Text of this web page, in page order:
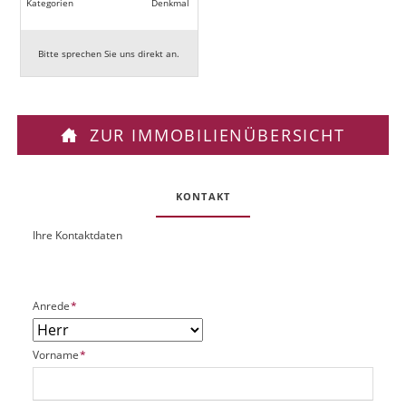
Bitte sprechen Sie uns direkt an.
ZUR IMMOBILIENÜBERSICHT
KONTAKT
O
k
P
t
UIhre Kontaktdaten
P
f
l
i
Anrede*
P
f
Vorname*